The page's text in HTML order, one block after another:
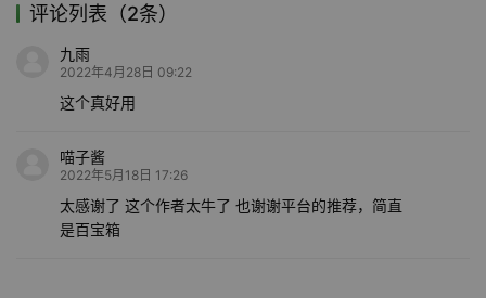
评论列表（2条）
九雨
2022年4月28日 09:22
这个真好用
喵子酱
2022年5月18日 17:26
太感谢了 这个作者太牛了 也谢谢平台的推荐，简直
是百宝箱